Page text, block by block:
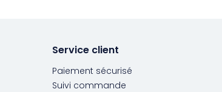
Service client
Paiement sécurisé
Suivi commande